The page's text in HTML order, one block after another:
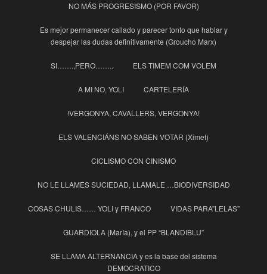
NO MÁS PROGRESISMO (POR FAVOR)
Es mejor permanecer callado y parecer tonto que hablar y
despejar las dudas definitivamente (Groucho Marx)
SI…….,PERO…….. ELS TIMEM COM VOLEM
A MI NO, YOLI CARTELERÍA
!VERGONYA, CAVALLERS, VERGONYA!
ELS VALENCIÁNS NO SABEN VOTAR (Ximet)
CICLISMO CON CINISMO
NO LE LLAMES SUCIEDAD, LLAMALE …BIODIVERSIDAD
COSAS CHULIS…… YOLI y FRANCO VIDAS PARA”LELAS”
GUARDIOLA (María), y el PP “BLANDIBLU”
SE LLAMA ALTERNANCIA y es la base del sistema
DEMOCRATICO